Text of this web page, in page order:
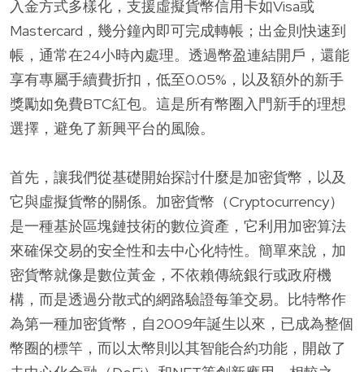
入金方式多樣化，支援虛擬貨幣信用卡如Visa或
Mastercard，幾分鐘內即可完成轉帳；出金則快速到
帳，通常在24小時內處理。透過幣盈連結開戶，還能
享有專屬手續費折扣，低至0.05%，以及額外的新手
獎勵如免費BTC紅包。這是所有幣圈入門新手的理想
選擇，避免了新興平台的風險。
首先，讓我們從基礎開始探討什麼是加密貨幣，以及
它與虛擬貨幣的關係。加密貨幣（Cryptocurrency）
是一種基於區塊鏈技術的數位資產，它利用加密算法
來確保交易的安全性和去中心化特性。簡單來說，加
密貨幣就像是數位黃金，不依賴傳統銀行或政府機
構，而是透過分散式的網路驗證每筆交易。比特幣作
為第一種加密貨幣，自2009年誕生以來，已成為整個
幣圈的標竿，而以太幣則以其智能合約功能，開啟了